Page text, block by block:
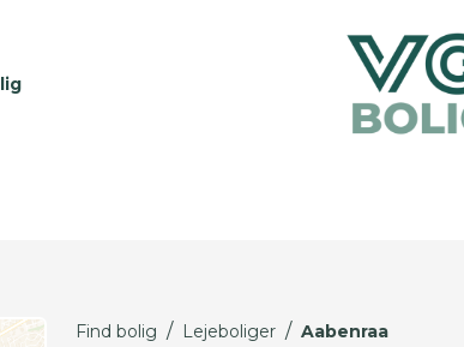
Find bolig / Lejeboliger / Aabenraa